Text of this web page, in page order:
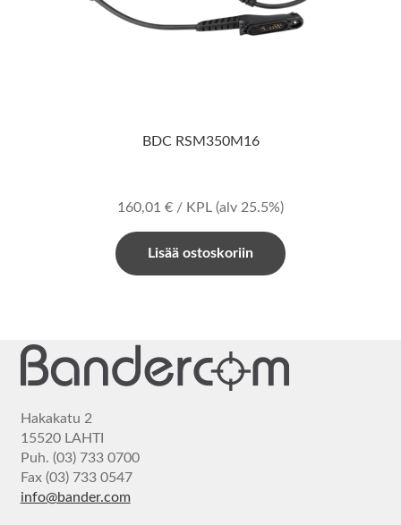
BDC RSM350M16
160,01 € / KPL (alv 25.5%)
Lisää ostoskoriin
Hakakatu 2
15520 LAHTI
Puh. (03) 733 0700
Fax (03) 733 0547
info@bander.com